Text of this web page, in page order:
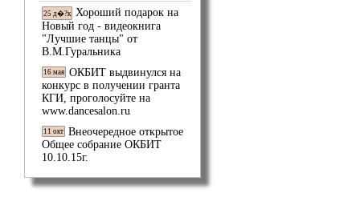
25 д�?к Хороший подарок на
Новый год - видеокнига
"Лучшие танцы" от
В.М.Гуральника
16 мая ОКБИТ выдвинулся на
конкурс в получении гранта
КГИ, проголосуйте на
www.dancesalon.ru
11 окт Внеочередное открытое
Общее собрание ОКБИТ
10.10.15г.